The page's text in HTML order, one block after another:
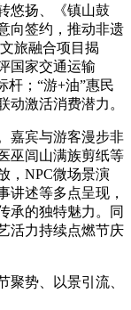
悠扬、《镇山鼓
向签约，推动非遗
旅融合项目揭
国家交通运输
杆；“游+油”惠民
动激活消费潜力。
宾与游客漫步非
巫闾山满族剪纸等
，NPC微场景演
讲述等多点呈现，
承的独特魅力。同
活力持续点燃节庆
势、以景引流、